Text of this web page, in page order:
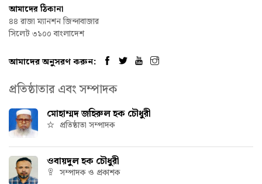
আমাদের ঠিকানা
৪৪ রাজা ম্যানশন জিন্দাবাজার
সিলেট ৩১০০ বাংলাদেশ
আমাদের অনুসরণ করুন:
প্রতিষ্ঠাতার এবং সম্পাদক
মোহাম্মদ জহিরুল হক চৌধুরী
প্রতিষ্ঠাতা সম্পাদক
ওবায়দুল হক চৌধুরী
সম্পাদক ও প্রকাশক